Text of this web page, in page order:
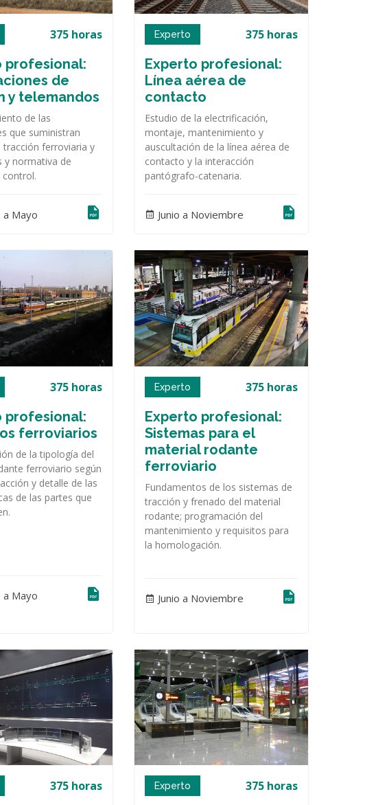
375 horas
profesional:
de
y telemandos
de las
que suministran
tracción ferroviaria y
y normativa de
control.
Mayo
Experto 375 horas
Experto profesional:
Línea aérea de
contacto
Estudio de la electrificación,
montaje, mantenimiento y
auscultación de la línea aérea de
contacto y la interacción
pantógrafo-catenaria.
Junio a Noviembre
375 horas
profesional:
ferroviarios
de la tipología del
ferroviario según
y detalle de las
de las partes que
Mayo
Experto 375 horas
Experto profesional:
Sistemas para el
material rodante
ferroviario
Fundamentos de los sistemas de
tracción y frenado del material
rodante; programación del
mantenimiento y requisitos para
la homologación.
Junio a Noviembre
375 horas Experto 375 horas